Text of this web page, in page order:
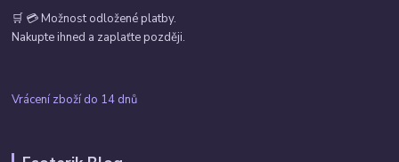
🛒 💳 Možnost odložené platby.
Nakupte ihned a zaplaťte později.
Vrácení zboží do 14 dnů